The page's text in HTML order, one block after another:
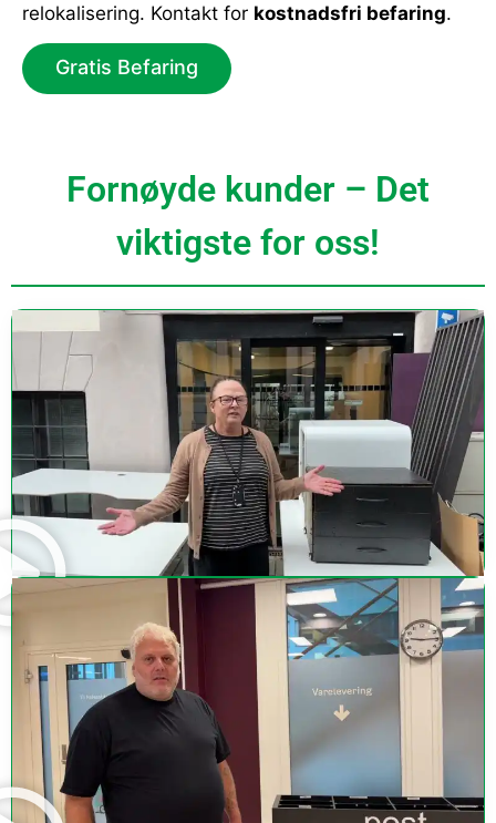
relokalisering. Kontakt for kostnadsfri befaring.
Gratis Befaring
Fornøyde kunder – Det
viktigste for oss!